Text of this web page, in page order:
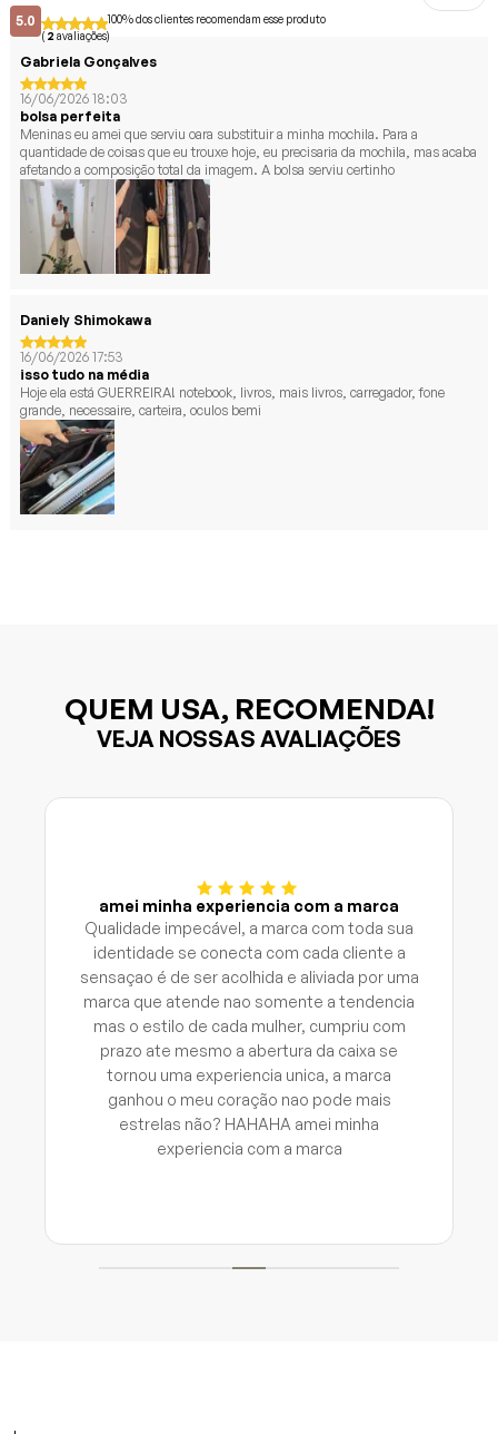
5.0
( 2 avaliações)
100% dos clientes recomendam esse produto
Gabriela Gonçalves
16/06/2026 18:03
bolsa perfeita
Meninas eu amei que serviu oara substituir a minha mochila. Para a
quantidade de coisas que eu trouxe hoje, eu precisaria da mochila, mas acaba
afetando a composição total da imagem. A bolsa serviu certinho
Daniely Shimokawa
16/06/2026 17:53
isso tudo na média
Hoje ela está GUERREIRA! notebook, livros, mais livros, carregador, fone
grande, necessaire, carteira, oculos bemi
QUEM USA, RECOMENDA!
VEJA NOSSAS AVALIAÇÕES
amei minha experiencia com a marca
Qualidade impecável, a marca com toda sua
identidade se conecta com cada cliente a
sensaçao é de ser acolhida e aliviada por uma
marca que atende nao somente a tendencia
mas o estilo de cada mulher, cumpriu com
prazo ate mesmo a abertura da caixa se
tornou uma experiencia unica, a marca
ganhou o meu coração nao pode mais
estrelas não? HAHAHA amei minha
experiencia com a marca